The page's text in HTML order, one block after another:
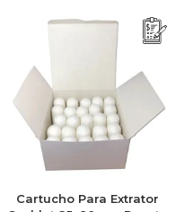
Cartucho Para Extrator